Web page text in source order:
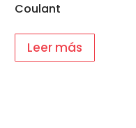
Coulant
Leer más